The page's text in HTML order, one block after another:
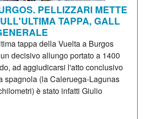
PELLIZZARI METTE
TAPPA, GALL
tappa della Vuelta a Burgos
decisivo allungo portato a 1400
ad aggiudicarsi l'atto conclusivo
spagnola (la Caleruega-Lagunas
è stato infatti Giulio